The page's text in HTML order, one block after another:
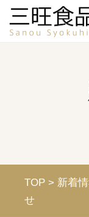
TOP > 新着
せ